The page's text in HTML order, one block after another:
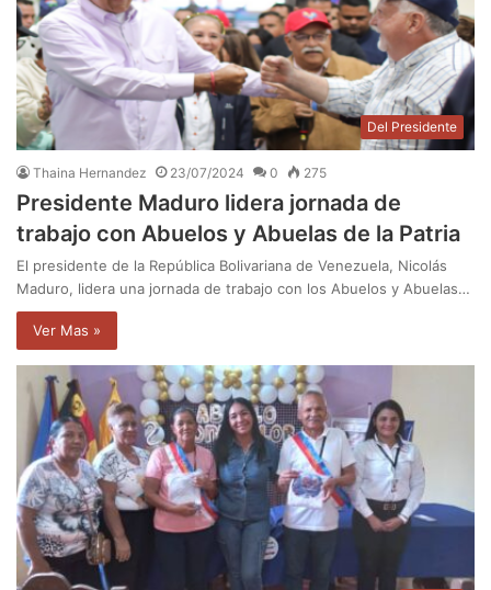
Del Presidente
Thaina Hernandez 23/07/2024 0 275
Presidente Maduro lidera jornada de
trabajo con Abuelos y Abuelas de la Patria
El presidente de la República Bolivariana de Venezuela, Nicolás
Maduro, lidera una jornada de trabajo con los Abuelos y Abuelas…
Ver Mas »